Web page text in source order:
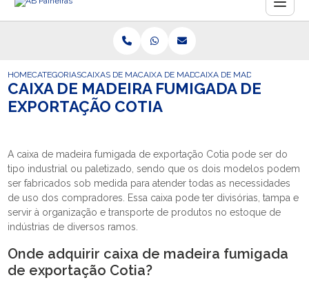
HOMECATEGORIASCAIXAS DE MADEIRA PARA EXPORTACAO
CAIXA DE MADEIRA FUMIGADA DE
CAIXA DE MADEIRA
CAIXA DE MADEIRA FUMIGADA DE
EXPORTAÇÃO COTIA
A caixa de madeira fumigada de exportação Cotia pode ser do
tipo industrial ou paletizado, sendo que os dois modelos podem
ser fabricados sob medida para atender todas as necessidades
de uso dos compradores. Essa caixa pode ter divisórias, tampa e
servir à organização e transporte de produtos no estoque de
indústrias de diversos ramos.
Onde adquirir caixa de madeira fumigada
de exportação Cotia?